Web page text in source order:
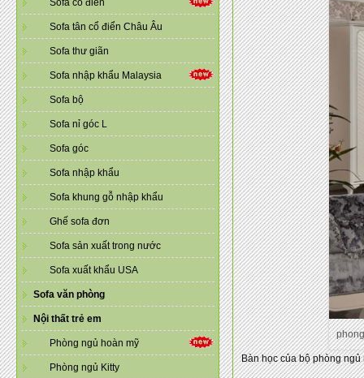
Sofa cổ điển
Sofa tân cổ điển Châu Âu
Sofa thư giãn
Sofa nhập khẩu Malaysia
Sofa bộ
Sofa nỉ góc L
Sofa góc
Sofa nhập khẩu
Sofa khung gỗ nhập khẩu
Ghế sofa đơn
Sofa sản xuất trong nước
Sofa xuất khẩu USA
Sofa văn phòng
Nội thất trẻ em
Phòng ngủ hoàn mỹ
Phòng ngủ Kitty
Bàn học của bộ phòng